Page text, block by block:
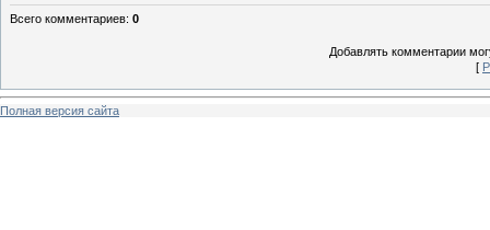
Всего комментариев: 0
Добавлять комментарии
[
Полная версия сайта